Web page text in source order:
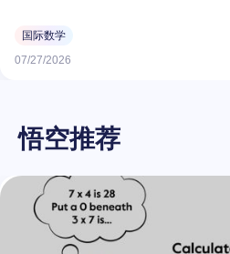
国际数学
07/27/2026
悟空推荐